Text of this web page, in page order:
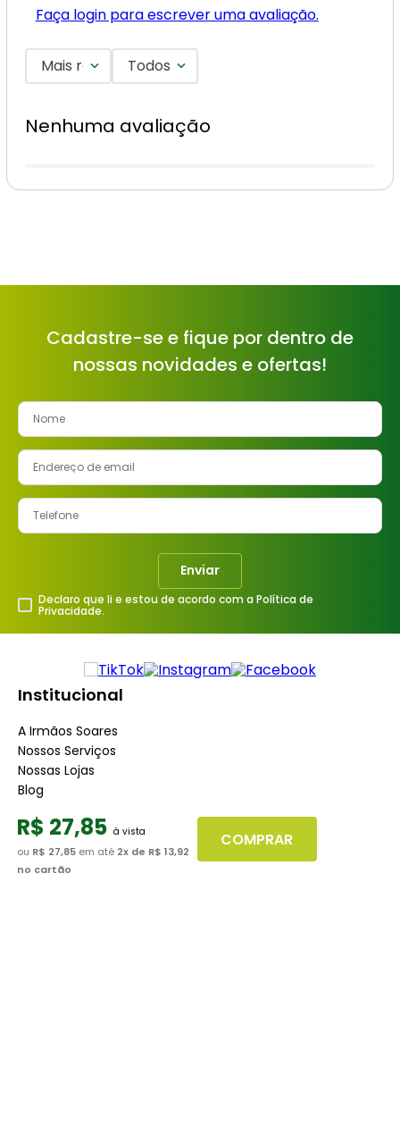
Faça login para escrever uma avaliação.
Mais recentesTodos
Nenhuma avaliação
R$ 27,85
ou R$ 27,85 em até 2x de R$ 13,92
no cartão
COMPRAR
Cadastre-se e fique por dentro de
nossas novidades e ofertas!
Enviar
Declaro que li e estou de acordo com a Política de
Privacidade.
Institucional
A Irmãos Soares
Nossos Serviços
Nossas Lojas
Blog
Atendimento
Dúvidas Frequentes